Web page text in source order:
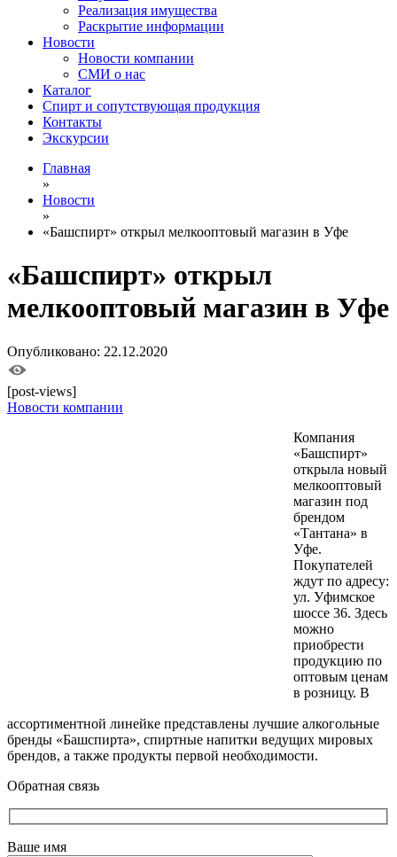
Реализация имущества
Раскрытие информации
Новости
Новости компании
СМИ о нас
Каталог
Спирт и сопутствующая продукция
Контакты
Экскурсии
Главная
»
Новости
»
«Башспирт» открыл мелкооптовый магазин в Уфе
«Башспирт» открыл
мелкооптовый магазин в Уфе
Опубликовано: 22.12.2020
[post-views]
Новости компании
Компания
«Башспирт»
открыла новый
мелкооптовый
магазин под
брендом
«Тантана» в
Уфе.
Покупателей
ждут по адресу:
ул. Уфимское
шоссе 36. Здесь
можно
приобрести
продукцию по
оптовым ценам
в розницу. В
ассортиментной линейке представлены лучшие алкогольные
бренды «Башспирта», спиртные напитки ведущих мировых
брендов, а также продукты первой необходимости.
Обратная связь
Ваше имя